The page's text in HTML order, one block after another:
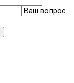
Ваш вопрос